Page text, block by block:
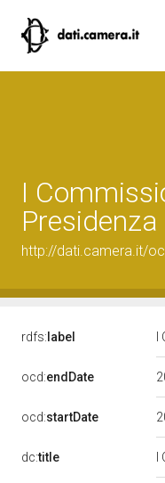
I
http://dati.camera.it/
rdfs: label
ocd:endDate
ocd:startDate
dc:title